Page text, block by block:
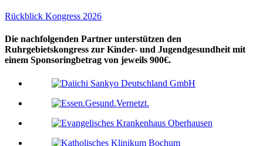
Rückblick Kongress 2026
Die nachfolgenden Partner unterstützen den
Ruhrgebietskongress zur Kinder- und Jugendgesundheit mit
einem Sponsoringbetrag von jeweils 900€.